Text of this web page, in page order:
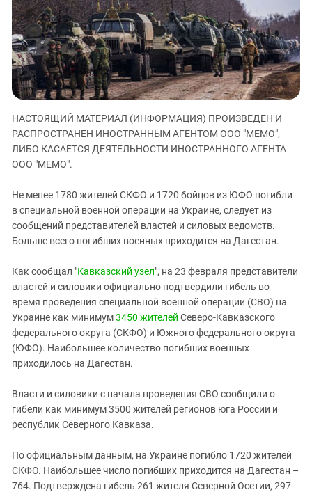
ЗАСТАВЛЯЕТ
КАВКАЗ ЗА ПАЛЕСТИНУ
ИНАКОМЫСЛИЕ В ЧЕЧНЕ
ПРЕСЛЕДОВАНИЕ АКТИВИСТОВ
МОБИЛИЗАЦИЯ И ПРОТЕСТЫ
Дагестан
Ингушетия
Кабардино-Балкария
Калмыкия
Карачаево-Черкесия
Краснодарский край
Российская Федерация
Северная Осетия - Алания
СКФО
Чечня
Южная Осетия
Южный Кавказ
ЮФО
НАСТОЯЩИЙ МАТЕРИАЛ (ИНФОРМАЦИЯ) ПРОИЗВЕДЕН И
РАСПРОСТРАНЕН ИНОСТРАННЫМ АГЕНТОМ ООО "МЕМО",
ЛИБО КАСАЕТСЯ ДЕЯТЕЛЬНОСТИ ИНОСТРАННОГО АГЕНТА
ООО "МЕМО".
Не менее 1780 жителей СКФО и 1720 бойцов из ЮФО погибли
в специальной военной операции на Украине, следует из
сообщений представителей властей и силовых ведомств.
Больше всего погибших военных приходится на Дагестан.
Как сообщал "Кавказский узел", на 23 февраля представители
властей и силовики официально подтвердили гибель во
время проведения специальной военной операции (СВО) на
Украине как минимум3450 жителей Северо-Кавказского
федерального округа (СКФО) и Южного федерального округа
(ЮФО). Наибольшее количество погибших военных
приходилось на Дагестан.
Власти и силовики с начала проведения СВО сообщили о
гибели как минимум 3500 жителей регионов юга России и
республик Северного Кавказа.
По официальным данным, на Украине погибло 1720 жителей
СКФО. Наибольшее число погибших приходится на Дагестан –
764. Подтверждена гибель 261 жителя Северной Осетии, 297